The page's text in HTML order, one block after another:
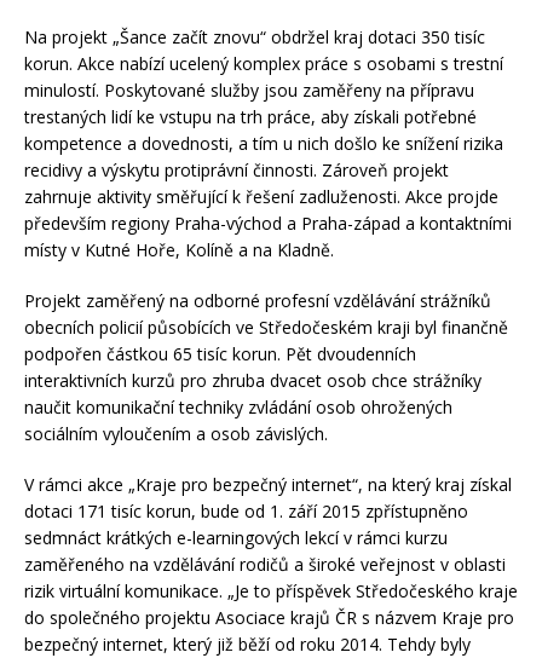
Na projekt „Šance začít znovu“ obdržel kraj dotaci 350 tisíc
korun. Akce nabízí ucelený komplex práce s osobami s trestní
minulostí. Poskytované služby jsou zaměřeny na přípravu
trestaných lidí ke vstupu na trh práce, aby získali potřebné
kompetence a dovednosti, a tím u nich došlo ke snížení rizika
recidivy a výskytu protiprávní činnosti. Zároveň projekt
zahrnuje aktivity směřující k řešení zadluženosti. Akce projde
především regiony Praha-východ a Praha-západ a kontaktními
místy v Kutné Hoře, Kolíně a na Kladně.
Projekt zaměřený na odborné profesní vzdělávání strážníků
obecních policií působících ve Středočeském kraji byl finančně
podpořen částkou 65 tisíc korun. Pět dvoudenních
interaktivních kurzů pro zhruba dvacet osob chce strážníky
naučit komunikační techniky zvládání osob ohrožených
sociálním vyloučením a osob závislých.
V rámci akce „Kraje pro bezpečný internet“, na který kraj získal
dotaci 171 tisíc korun, bude od 1. září 2015 zpřístupněno
sedmnáct krátkých e-learningových lekcí v rámci kurzu
zaměřeného na vzdělávání rodičů a široké veřejnost v oblasti
rizik virtuální komunikace. „Je to příspěvek Středočeského kraje
do společného projektu Asociace krajů ČR s názvem Kraje pro
bezpečný internet, který již běží od roku 2014. Tehdy byly